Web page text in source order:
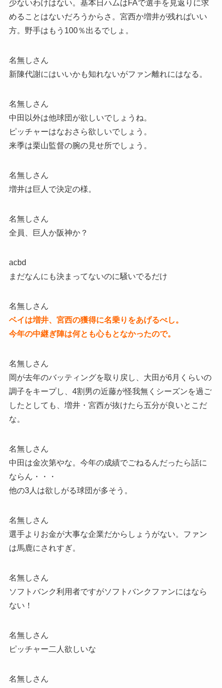
少ないわけはない。基本日ハムはFAで選手を見返りに求
めることはないだろうからさ。宮西か増井が残ればいい
方。野手はもう100％出るでしょ。
名無しさん
新陳代謝にはいいかも知れないがファン離れにはなる。
名無しさん
中田以外は他球団が欲しいでしょうね。
ピッチャーはなおさら欲しいでしょう。
来季は栗山監督の腕の見せ所でしょう。
名無しさん
増井は巨人で決定の様。
名無しさん
全員、巨人か阪神か？
acbd
まだなんにも決まってないのに騒いでるだけ
名無しさん
ベイは増井、宮西の獲得に名乗りをあげるべし。
今年の中継ぎ陣は何とも心もとなかったので。
名無しさん
岡が去年のバッティングを取り戻し、大田が6月くらいの
調子をキープし、4割男の近藤が怪我無くシーズンを過ご
したとしても、増井・宮西が抜けたら五分が良いとこだ
な。
名無しさん
中田は金次第やな。今年の成績でごねるんだったら話に
ならん・・・
他の3人は欲しがる球団が多そう。
名無しさん
選手よりお金が大事な企業だからしょうがない。ファン
は馬鹿にされすぎ。
名無しさん
ソフトバンク利用者ですがソフトバンクファンにはなら
ない！
名無しさん
ピッチャー二人欲しいな
名無しさん